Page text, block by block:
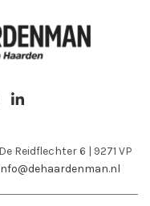
De Reidflechter 6 | 9271 VP